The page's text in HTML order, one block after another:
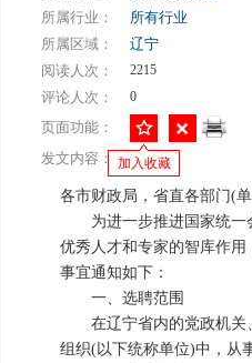
所属行业：
所有行业
所属区域：
辽宁
阅读人次：
2215
评论人次： 0
页面功能：
加入收藏
发文内容：
各市财政局，省直各部门(
为进一步推进国家统一
优秀人才和专家的智库作
事宜通知如下：
一、选聘范围
在辽宁省内的党政机关
组织(以下统称单位)中，从